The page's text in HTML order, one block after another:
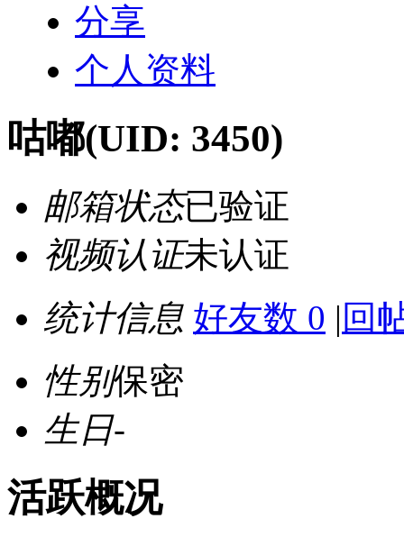
分享
个人资料
咕嘟(UID: 3450)
邮箱状态已验证
视频认证未认证
统计信息 好友数 0 | 回
性别保密
生日-
活跃概况